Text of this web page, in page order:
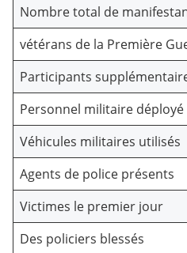
Nombre total de
vétérans de la Première
Participants
Personnel militaire déployé
Véhicules militaires utilisés
Agents de police présents
Victimes le premier jour
Des policiers blessés